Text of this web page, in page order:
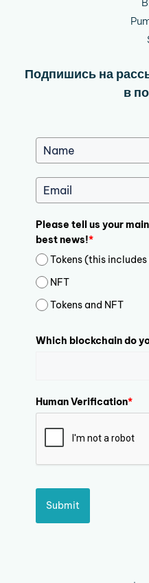
Подпишись на
в
Please tell us your
best news!*
Tokens (this
NFT
Tokens and NFT
Which blockchain do
Human Verification*
Submit